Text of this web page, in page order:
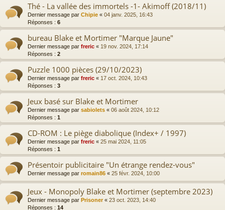
Thé - La vallée des immortels -1- Akimoff (2018/11)
Dernier message par Chipie « 04 janv. 2025, 16:43
Réponses : 6
bureau Blake et Mortimer "Marque Jaune"
Dernier message par freric « 19 nov. 2024, 17:14
Réponses : 2
Puzzle 1000 pièces (29/10/2023)
Dernier message par freric « 17 oct. 2024, 10:43
Réponses : 3
Jeux basé sur Blake et Mortimer
Dernier message par sabiolets « 06 août 2024, 10:12
Réponses : 1
CD-ROM : Le piège diabolique (Index+ / 1997)
Dernier message par freric « 25 mai 2024, 11:05
Réponses : 1
Présentoir publicitaire "Un étrange rendez-vous"
Dernier message par romain86 « 25 févr. 2024, 10:00
Jeux - Monopoly Blake et Mortimer (septembre 2023)
Dernier message par Prisoner« 23 oct. 2023, 14:40
Réponses : 14